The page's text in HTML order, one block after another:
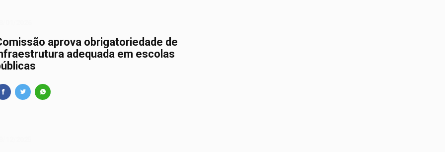
aprova obrigatoriedade de
adequada em escolas